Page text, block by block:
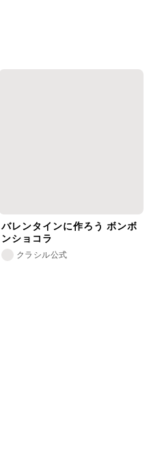
バレンタインに作ろう ボンボ
ンショコラ
クラシル公式